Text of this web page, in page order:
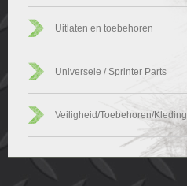
Uitlaten en toebehoren
Universele / Sprinter Parts
Veiligheid/Toebehoren/Kleding